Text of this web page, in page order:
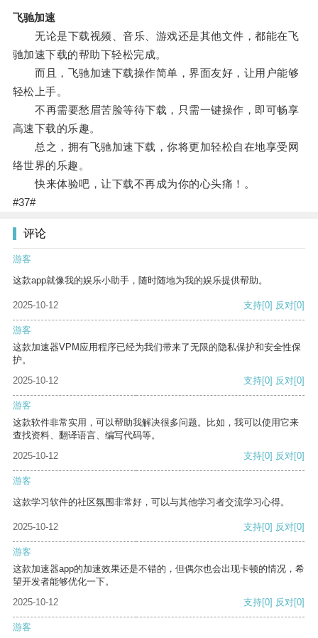
飞驰加速
无论是下载视频、音乐、游戏还是其他文件，都能在飞
驰加速下载的帮助下轻松完成。
而且，飞驰加速下载操作简单，界面友好，让用户能够
轻松上手。
不再需要愁眉苦脸等待下载，只需一键操作，即可畅享
高速下载的乐趣。
总之，拥有飞驰加速下载，你将更加轻松自在地享受网
络世界的乐趣。
快来体验吧，让下载不再成为你的心头痛！。
#37#
评论
游客
这款app就像我的娱乐小助手，随时随地为我的娱乐提供帮助。
2025-10-12 支持[0] 反对[0]
游客
这款加速器VPM应用程序已经为我们带来了无限的隐私保护和安全性保
护。
2025-10-12
支持[0] 反对[0]
游客
这款软件非常实用，可以帮助我解决很多问题。比如，我可以使用它来
查找资料、翻译语言、编写代码等。
2025-10-12
支持[0] 反对[0]
游客
这款学习软件的社区氛围非常好，可以与其他学习者交流学习心得。
2025-10-12 支持[0] 反对[0]
游客
这款加速器app的加速效果还是不错的，但偶尔也会出现卡顿的情况，希
望开发者能够优化一下。
2025-10-12
支持[0] 反对[0]
游客